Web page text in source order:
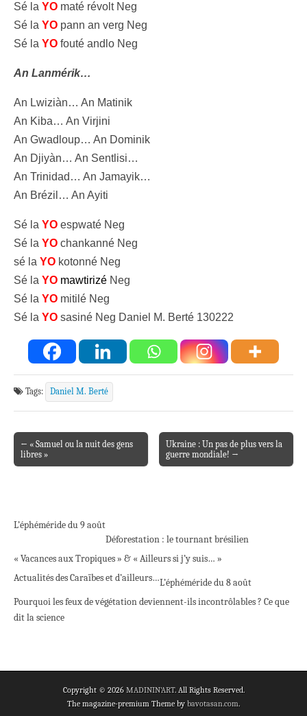
Sé la YO maté révolt Neg
Sé la YO pann an verg Neg
Sé la YO fouté andlo Neg
An Lanmérik…
An Lwiziàn… An Matinik
An Kiba… An Virjini
An Gwadloup… An Dominik
An Djiyàn… An Sentlisi…
An Trinidad… An Jamayik…
An Brézil… An Ayiti
Sé la YO espwaté Neg
Sé la YO chankanné Neg
sé la YO kotonné Neg
Sé la YO mawtirizé Neg
Sé la YO mitilé Neg
Sé la YO sasiné Neg Daniel M. Berté 130222
Tags: Daniel M. Berté
Post navigation
← « Samuel ou la nuit des gens
libres »
Ukraine : Un pas de plus vers la
guerre mondiale! →
L’éphéméride du 9 août
Déforestation : le tournant brésilien
« Vacances aux Tropiques » & « Ailleurs si j’y suis… »
Actualités des Caraïbes et d’ailleurs…L’éphéméride du 8 août
Pourquoi les feux de végétation deviennent-ils incontrôlables ? Ce que
dit la science
Copyright © 2026 MADININ'ART. All Rights Reserved.
The magazine-premium Theme by bavotasan.com.